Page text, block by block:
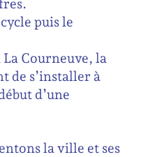
puis le
La Courneuve, la
de s’installer à
d’une
la ville et ses